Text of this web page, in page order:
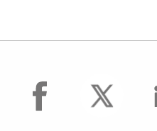
facebook